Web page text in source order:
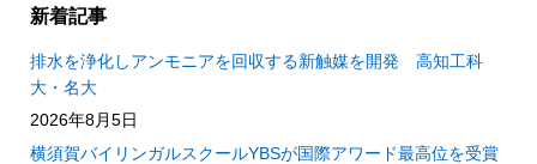
新着記事
排水を浄化しアンモニアを回収する新触媒を開発 高知工科
大・名大
2026年8月5日
横須賀バイリンガルスクールYBSが国際アワード最高位を受賞